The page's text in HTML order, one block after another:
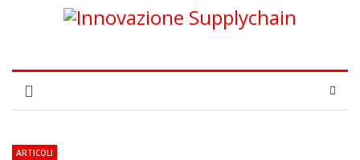
ARTICOLI